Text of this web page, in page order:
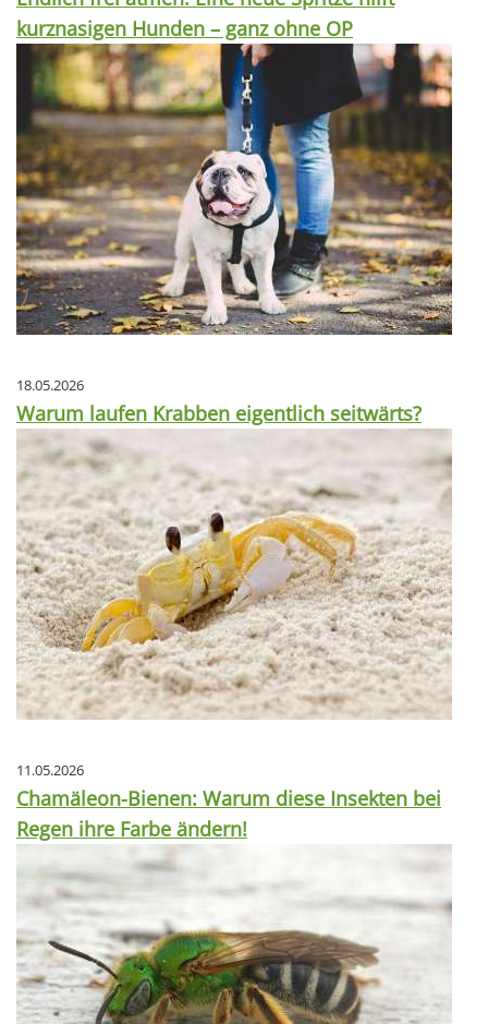
kurznasigen Hunden – ganz ohne OP
18.05.2026
Warum laufen Krabben eigentlich seitwärts?
11.05.2026
Chamäleon-Bienen: Warum diese Insekten bei
Regen ihre Farbe ändern!